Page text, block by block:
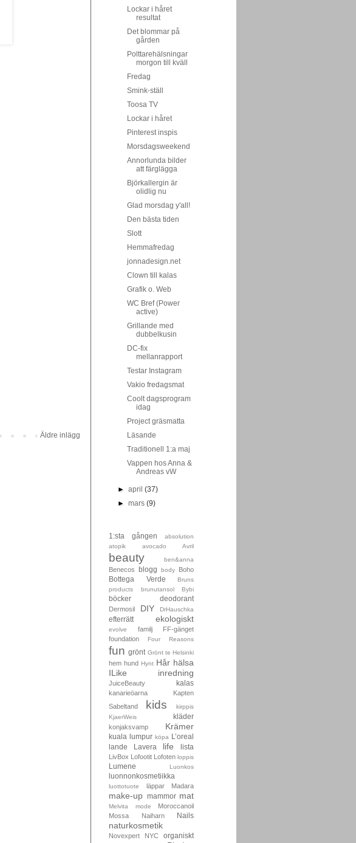
Äldre inlägg
Lockar i håret
resultat
Det blommar på
gården
Polttarehälsningar
morgon till kväll
Fredag
Smink-ställ
Toosa TV
Lockar i håret
Pinterest inspis
Morsdagsweekend
Annorlunda bilder
att färglägga
Björkallergin är
olidlig nu
Glad morsdag y'all!
Den bästa tiden
Slott
Hemmafredag
jonnadesign.net
Clown till kalas
Grafik o. Web
WC Bref (Power
active)
Grillande med
dubbelkusin
DC-fix
mellanrapport
Testar Instagram
Vakio fredagsmat
Coolt dagsprogram
idag
Project gräsmatta
Läsande
Traditionell 1:a maj
Vappen hos Anna &
Andreas vW
►april(37)
►mars(9)
1:sta gången
absolution
atopik
avocado Avril
beauty ben&anna
Benecos blogg body Boho
Bottega Verde
Bruns
products
brunutansol Bybi
böcker deodorant
Dermosil DIY DrHauschka
efterrätt ekologiskt
evolve familj
FF-gänget
foundation
Four Reasons
fun grönt Grönt te Helsinki
hem hund Hynt Hår hälsa
ILike
inredning
JuiceBeauty kalas
kanarieöarna
Kapten
Sabeltand
kids
kirppis
KjaerWeis
kläder
konjaksvamp Krämer
kuala lumpur köpa
L’oreal
lande
Lavera life lista
LivBox Lofootit Lofoten loppis
Lumene Luonkos
luonnonkosmetiikka
luottotuote läppar Madara
make-up mammor mat
Melvita mode
Moroccanoil
Mossa
Naiharn Nails
naturkosmetik
Novexpert NYC organiskt